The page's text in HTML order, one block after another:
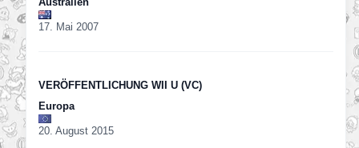
17. Mai 2007
VERÖFFENTLICHUNG WII U (VC)
Europa
20. August 2015